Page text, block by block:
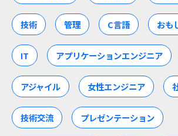
技術 管理 C言語 おも
IT アプリケーションエンジニア
アジャイル 女性エンジニア
技術交流 プレゼンテーション